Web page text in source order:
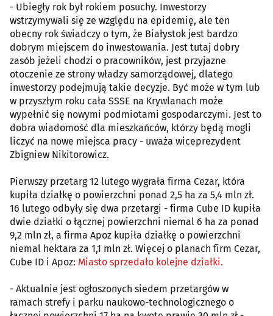
- Ubiegły rok był rokiem posuchy. Inwestorzy
wstrzymywali się ze względu na epidemię, ale ten
obecny rok świadczy o tym, że Białystok jest bardzo
dobrym miejscem do inwestowania. Jest tutaj dobry
zasób jeżeli chodzi o pracowników, jest przyjazne
otoczenie ze strony władzy samorządowej, dlatego
inwestorzy podejmują takie decyzje. Być może w tym lub
w przyszłym roku cała SSSE na Krywlanach może
wypełnić się nowymi podmiotami gospodarczymi. Jest to
dobra wiadomość dla mieszkańców, którzy będą mogli
liczyć na nowe miejsca pracy - uważa wiceprezydent
Zbigniew Nikitorowicz.
Pierwszy przetarg 12 lutego wygrała firma Cezar, która
kupiła działkę o powierzchni ponad 2,5 ha za 5,4 mln zł.
16 lutego odbyły się dwa przetargi - firma Cube ID kupiła
dwie działki o łącznej powierzchni niemal 6 ha za ponad
9,2 mln zł, a firma Apoz kupiła działkę o powierzchni
niemal hektara za 1,1 mln zł. Więcej o planach firm Cezar,
Cube ID i Apoz: Miasto sprzedało kolejne działki.
- Aktualnie jest ogłoszonych siedem przetargów w
ramach strefy i parku naukowo-technologicznego o